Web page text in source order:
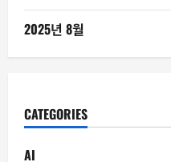
2025년 8월
CATEGORIES
AI